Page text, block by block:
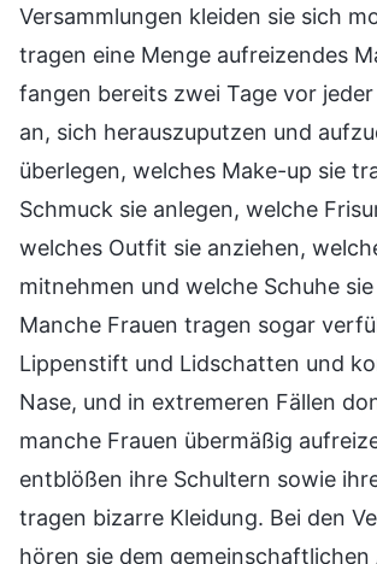
Versammlungen kleiden sie sich
tragen eine Menge aufreizendes
fangen bereits zwei Tage vor
an, sich herauszuputzen und
überlegen, welches Make-up sie
Schmuck sie anlegen, welche
welches Outfit sie anziehen,
mitnehmen und welche Schuhe
Manche Frauen tragen sogar
Lippenstift und Lidschatten und
Nase, und in extremeren Fällen
manche Frauen übermäßig
entblößen ihre Schultern sowie
tragen bizarre Kleidung. Bei den
hören sie dem gemeinschaftlichen